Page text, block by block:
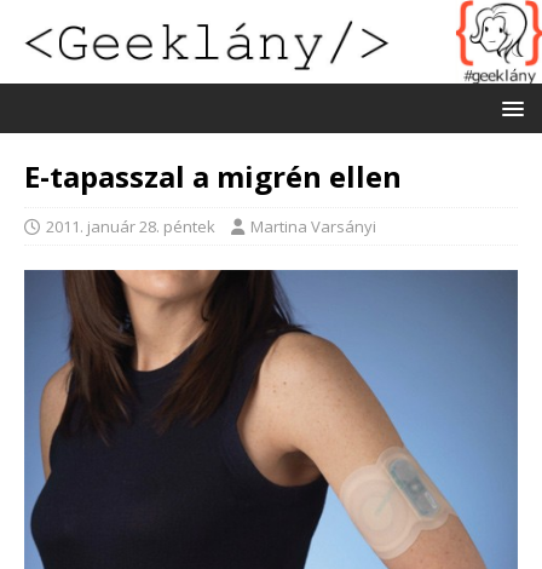
E-tapasszal a migrén ellen
2011. január 28. péntek Martina Varsányi